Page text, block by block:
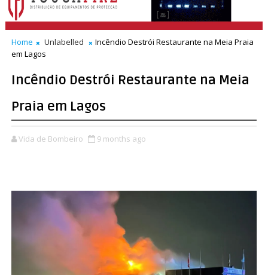
Home Unlabelled
Incêndio Destrói Restaurante na Meia Praia
em Lagos
Incêndio Destrói Restaurante na Meia
Praia em Lagos
Vida de Bombeiro 9 months ago